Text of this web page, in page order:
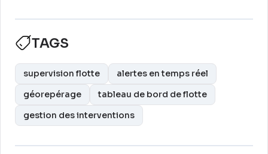
TAGS
supervision flotte
alertes en temps réel
géorepérage
tableau de bord de flotte
gestion des interventions